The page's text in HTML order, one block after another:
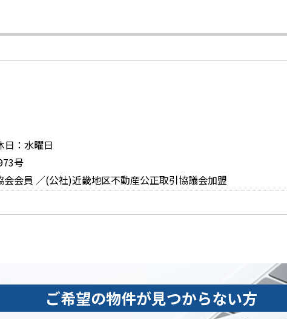
日：水曜日
号
会員 ／(公社)近畿地区不動産公正取引協議会加盟
ご希望の物件が見つからない方